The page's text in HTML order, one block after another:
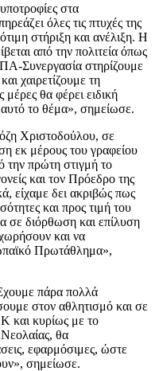
στα
όλες τις πτυχές της
στήριξη και ανέλιξη. Η
από την πολιτεία όπως
Συνεργασία στηρίζουμε
χαιρετίζουμε τη
θα φέρει ειδική
το θέμα», σημείωσε.
Χριστοδούλου, σε
εκ μέρους του γραφείου
την πρώτη στιγμή το
και τον Πρόεδρο της
είχαμε δει ακριβώς πως
και προς τιμή του
διόρθωση και επίλυση
και να
Πρωτάθλημα»,
πάρα πολλά
στον αθλητισμό και σε
και κυρίως με το
θα
εφαρμόσιμες, ώστε
σημείωσε.